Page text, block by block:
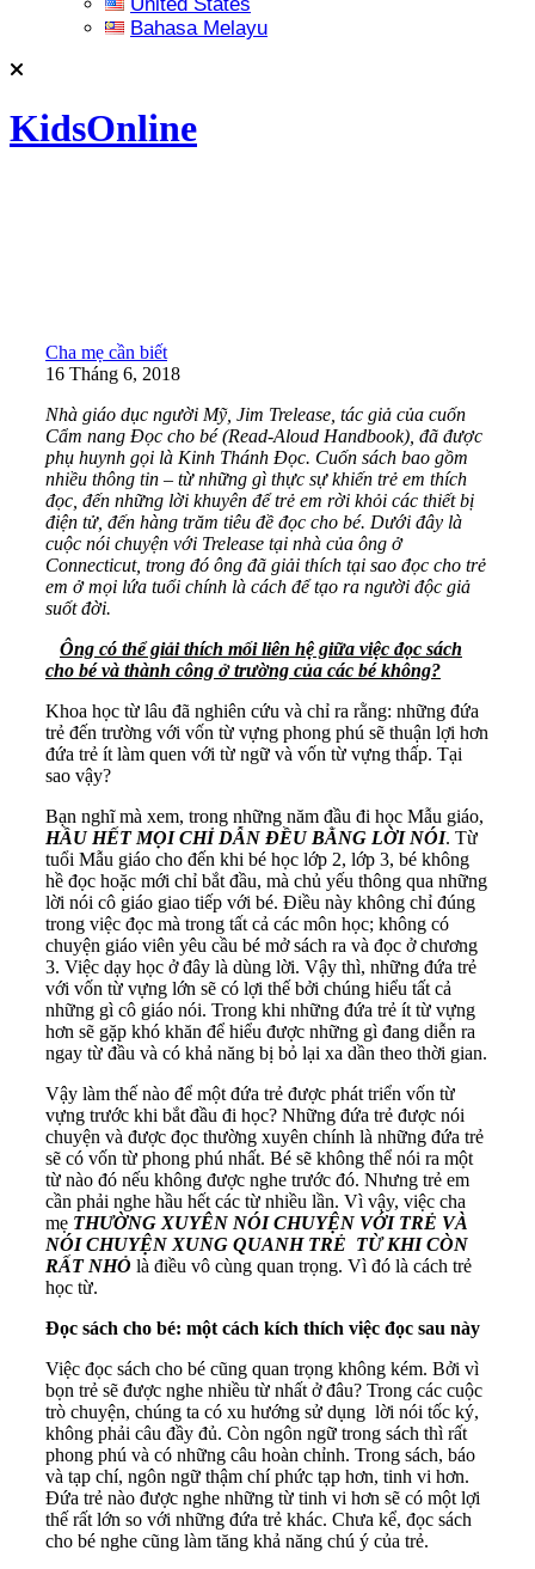
Bahasa Melayu
KidsOnline
Cha mẹ cần biết
16 Tháng 6, 2018
Nhà giáo dục người Mỹ, Jim Trelease tác giả của cuốn
Cẩm nang Đọc cho bé (Read-Aloud Handbook) đã được
phụ huynh gọi là Kinh Thánh Đọc. Cuốn sách bao gồm
nhiều thông tin – từ những gì thực sự khiến trẻ em thích
đọc, đến những lời khuyên để trẻ em rời khỏi các thiết bị
điện tử, đến hàng trăm tiêu đề đọc cho bé. Dưới đây là
cuộc nói chuyện với Trelease tại nhà của ông ở
Connecticut, trong đó ông đã giải thích tại sao đọc cho trẻ
em ở mọi lứa tuổi chính là cách để tạo ra người độc giả
suốt đời.
Ông có thể giải thích mối liên hệ giữa việc đọc sách
cho bévà thành công ở trường của các békhông?
Khoa học từ lâu đã nghiên cứu và chỉ ra rằng: những đứa
trẻ đến trường với vốn từ vựng phong phú sẽ thuận lợi hơn
đứa trẻ ít làm quen với từ ngữ và vốn từ vựng thấp. Tại
sao vậy?
Bạn nghĩ mà xem, trong những năm đầu đi học Mẫu giáo,
HẦU HẾT MỌI CHỈ DẪN ĐỀU BẰNG LỜI NÓI. Từ
tuổi Mẫu giáo cho đến khi bé học lớp 2, lớp 3, bé không
hề đọc hoặc mới chỉ bắt đầu, mà chủ yếu thông qua những
lời nói cô giáo giao tiếp với bé. Điều này không chỉ đúng
trong việc đọc mà trong tất cả các môn học; không có
chuyện giáo viên yêu cầu bé mở sách ra và đọc ở chương
3. Việc dạy học ở đây là dùng lời. Vậy thì, những đứa trẻ
với vốn từ vựng lớn sẽ có lợi thế bởi chúng hiểu tất cả
những gì cô giáo nói. Trong khi những đứa trẻ ít từ vựng
hơn sẽ gặp khó khăn để hiểu được những gì đang diễn ra
ngay từ đầu và có khả năng bị bỏ lại xa dần theo thời gian.
Vậy làm thế nào để một đứa trẻ được phát triển vốn từ
vựng trước khi bắt đầu đi học? Những đứa trẻ được nói
chuyện và được đọc thường xuyên chính là những đứa trẻ
sẽ có vốn từ phong phú nhất. Bé sẽ không thể nói ra một
từ nào đó nếu không được nghe trước đó. Nhưng trẻ em
cần phải nghe hầu hết các từ nhiều lần. Vì vậy, việc cha
mẹ THƯỜNG XUYÊN NÓI CHUYỆN VỚI TRẺ VÀ
NÓI CHUYỆN XUNG QUANH TRẺ TỪ KHI CÒN
RẤT NHỎ là điều vô cùng quan trọng. Vì đó là cách trẻ
học từ.
Đọc sách cho bé: một cách kích thích việc đọc sau này
Việc đọc sách cho bé cũng quan trọng không kém. Bởi vì
bọn trẻ sẽ được nghe nhiều từ nhất ở đâu? Trong các cuộc
trò chuyện, chúng ta có xu hướng sử dụng lời nói tốc ký,
không phải câu đầy đủ. Còn ngôn ngữ trong sách thì rất
phong phú và có những câu hoàn chỉnh. Trong sách, báo
và tạp chí, ngôn ngữ thậm chí phức tạp hơn, tinh vi hơn.
Đứa trẻ nào được nghe những từ tinh vi hơn sẽ có một lợi
thế rất lớn so với những đứa trẻ khác. Chưa kể, đọc sách
cho bé nghe cũng làm tăng khả năng chú ý của trẻ.